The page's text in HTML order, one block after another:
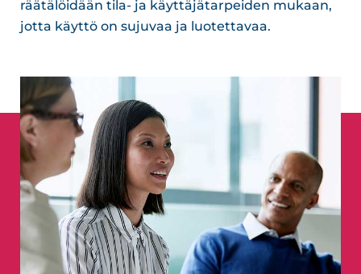
räätälöidään tila- ja käyttäjätarpeiden mukaan,
jotta käyttö on sujuvaa ja luotettavaa.